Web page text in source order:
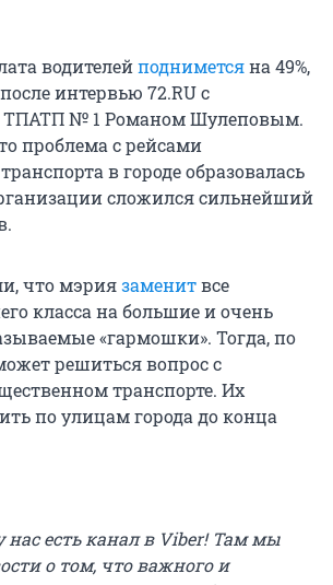
водителейподниметсяна 49%,
интервью 72.RU с
ТПАТП № 1 Романом Шулеповым.
проблема с рейсами
в городе образовалась
сложился сильнейший
что мэриязаменитвсе
класса на большие и очень
«гармошки». Тогда, по
решиться вопрос с
транспорте. Их
по улицам города до конца
нас есть канал в Viber! Там мы
о том, что важного и